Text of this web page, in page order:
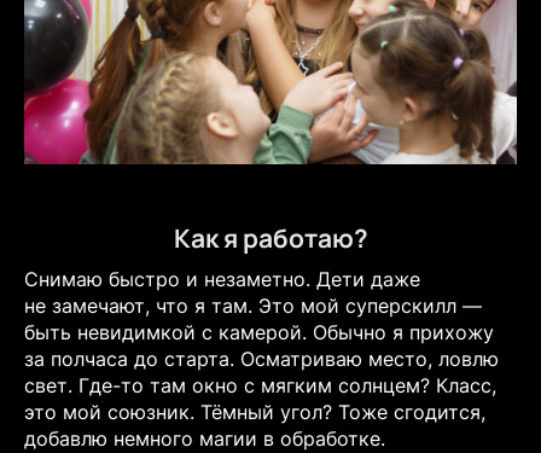
Как я работаю?
Снимаю быстро и незаметно. Дети даже
не замечают, что я там. Это мой суперскилл —
быть невидимкой с камерой. Обычно я прихожу
за полчаса до старта. Осматриваю место, ловлю
свет. Где-то там окно с мягким солнцем? Класс,
это мой союзник. Тёмный угол? Тоже сгодится,
добавлю немного магии в обработке.